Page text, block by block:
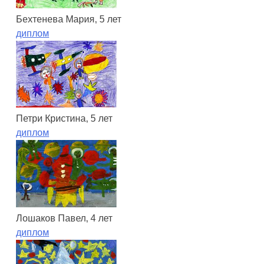
Бехтенева Мария, 5 лет
диплом
Петри Кристина, 5 лет
диплом
Лошаков Павел, 4 лет
диплом